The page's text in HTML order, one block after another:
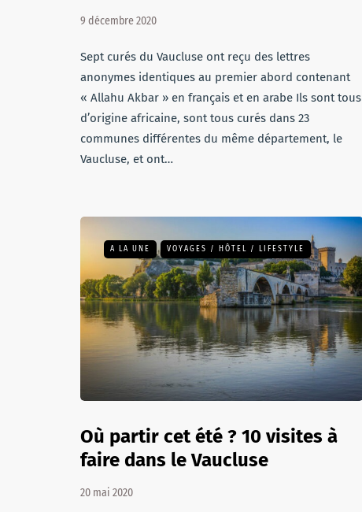
9 décembre 2020
Sept curés du Vaucluse ont reçu des lettres
anonymes identiques au premier abord contenant
« Allahu Akbar » en français et en arabe Ils sont tous
d’origine africaine, sont tous curés dans 23
communes différentes du même département, le
Vaucluse, et ont…
A LA UNE VOYAGES / HÔTEL / LIFESTYLE
Où partir cet été ? 10 visites à
faire dans le Vaucluse
20 mai 2020